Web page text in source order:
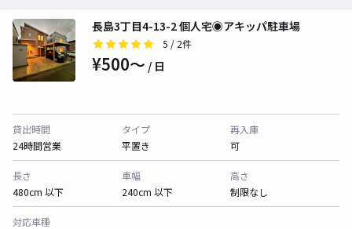
長島3丁目4-13-2 個人宅◉アキッパ駐車場
5 / 2件
¥500〜 / 日
貸出時間
24時間営業
タイプ
平置き
再入庫
可
長さ
480cm 以下
車幅
240cm 以下
高さ
制限なし
対応車種